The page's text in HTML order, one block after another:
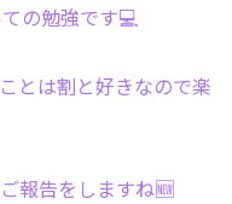
の勉強です💻
とは割と好きなので楽
報告をしますね🆕